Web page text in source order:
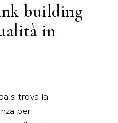
building
in
per